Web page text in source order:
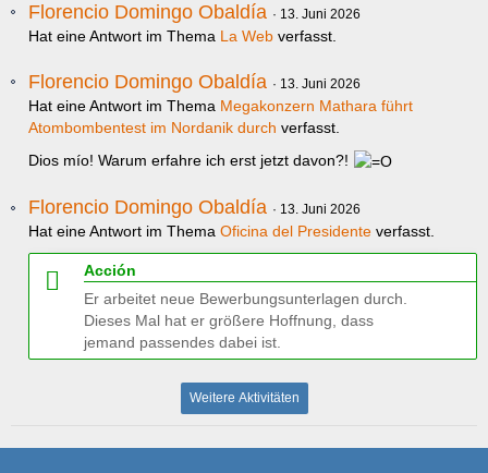
Florencio Domingo Obaldía 13. Juni 2026
Hat eine Antwort im Thema La Web verfasst.
Florencio Domingo Obaldía 13. Juni 2026
Hat eine Antwort im Thema Megakonzern Mathara führt
Atombombentest im Nordanik durch verfasst.
Dios mío! Warum erfahre ich erst jetzt davon?!
Florencio Domingo Obaldía 13. Juni 2026
Hat eine Antwort im Thema Oficina del Presidente verfasst.
Acción
Er arbeitet neue Bewerbungsunterlagen durch.
Dieses Mal hat er größere Hoffnung, dass
jemand passendes dabei ist.
Weitere Aktivitäten